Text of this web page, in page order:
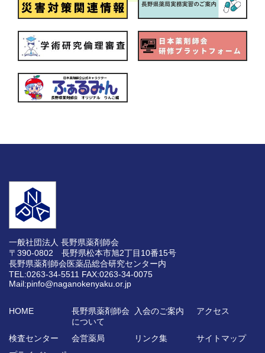
一般社団法人 長野県薬剤師会
〒390-0802 長野県松本市旭2丁目10番15号
長野県薬剤師会医薬品総合研究センター内
TEL:0263-34-5511 FAX:0263-34-0075
Mail:pinfo@naganokenyaku.or.jp
HOME
長野県薬剤師会
について
入会のご案内 アクセス
検査センター 会営薬局 リンク集
サイトマップ